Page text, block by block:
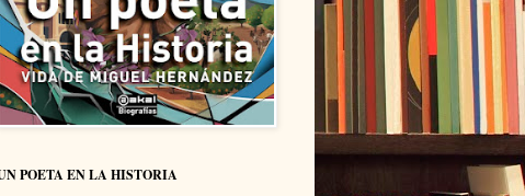
POETA EN LA HISTORIA